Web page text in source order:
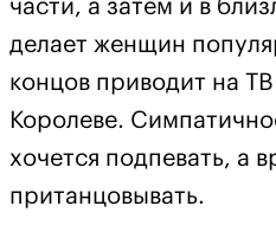
части, а затем и в
делает женщин
концов приводит на
Королеве.
хочется подпевать, а
пританцовывать.